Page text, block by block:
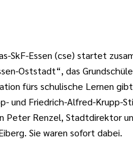
SkF-Essen (cse) startet
Oststadt“, das
fürs schulische Lernen
und Friedrich-Alfred-Krupp-
Peter Renzel, Stadtdirektor
Sie waren sofort dabei.